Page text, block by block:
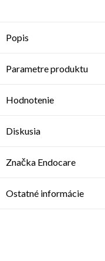
Popis
Parametre produktu
Hodnotenie
Diskusia
Značka Endocare
Ostatné informácie